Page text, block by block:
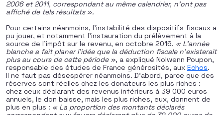
2006 et 2011, correspondant au même calendrier, n’ont pas
affiché de tels résultats ».
Pour certains néanmoins, l’instabilité des dispositifs fiscaux a
pu jouer, et notamment l’instauration du prélèvement à la
source de l’impôt sur le revenu, en octobre 2016. « L’année
blanche a fait planer l’idée que la déduction fiscale n’existerait
plus au cours de cette période », a expliqué Nolwenn Poupon,
responsable des études de France générosités, aux Echos.
Il ne faut pas désespérer néanmoins. D’abord, parce que des
réserves sont réelles chez les donateurs les plus riches :
chez ceux déclarant des revenus inférieurs à 39 000 euros
annuels, le don baisse, mais les plus riches, eux, donnent de
plus en plus : « La proportion des montants déclarés